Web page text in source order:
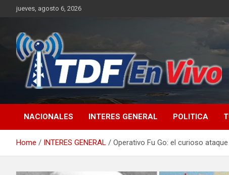
jueves, agosto 6, 2026
NACIONALES INTERES GENERAL POLITICA
Home INTERES GENERAL Operativo Fu Go: el curioso